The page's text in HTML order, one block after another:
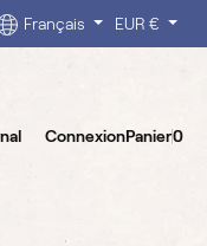
Français EUR €
ConnexionPanier0